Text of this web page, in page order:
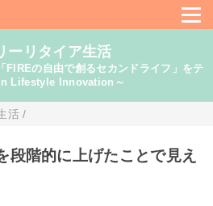
ーリタイア生活
FIREの自由で創るセカンドライフ」をテ
Lifestyle Innovation～
活 /
段階的に上げたことで見え